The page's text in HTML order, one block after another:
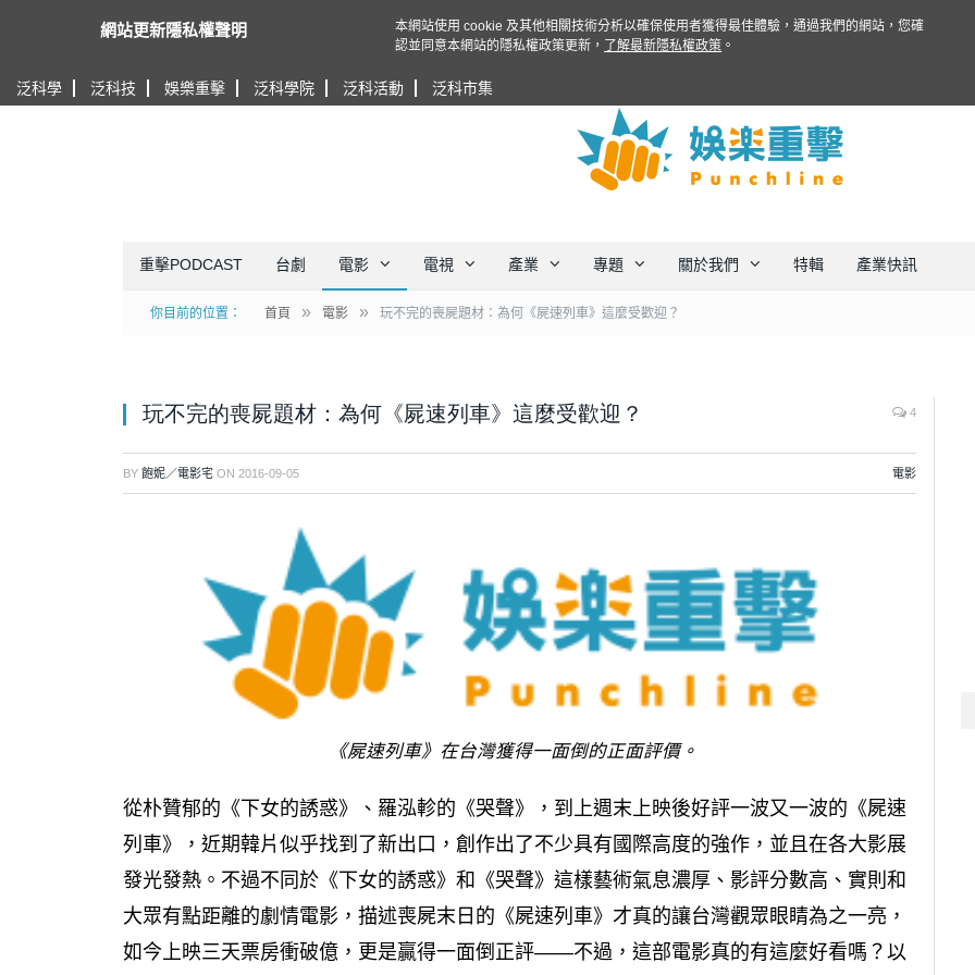
泛科學 泛科技 娛樂重擊 泛科學院 泛科活動 泛科市集
重擊PODCAST 台劇 電影 電視 產業 專題 關於我們 特輯 產業快訊
你目前的位置： 首頁 » 電影 » 玩不完的喪屍題材：為何《屍速列車》這麼受歡迎？
玩不完的喪屍題材：為何《屍速列車》這麼受歡迎？ 4
BY 飽妮／電影宅 ON 2016-09-05 電影
《屍速列車》在台灣獲得一面倒的正面評價。
從朴贊郁的《下女的誘惑》、羅泓軫的《哭聲》，到上週末上映後好評一波又一波的《屍速
列車》，近期韓片似乎找到了新出口，創作出了不少具有國際高度的強作，並且在各大影展
發光發熱。不過不同於《下女的誘惑》和《哭聲》這樣藝術氣息濃厚、影評分數高、實則和
大眾有點距離的劇情電影，描述喪屍末日的《屍速列車》才真的讓台灣觀眾眼睛為之一亮，
如今上映三天票房衝破億，更是贏得一面倒正評——不過，這部電影真的有這麼好看嗎？以
網站更新隱私權聲明
本網站使用 cookie 及其他相關技術分析以確保使用者獲得最佳體驗，通過我們的網站，您確
認並同意本網站的隱私權政策更新，
了解最新隱私權政策 。